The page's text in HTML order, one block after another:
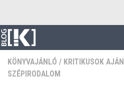
KÖNYVAJÁNLÓ / KRITIKUSOK
SZÉPIRODALOM